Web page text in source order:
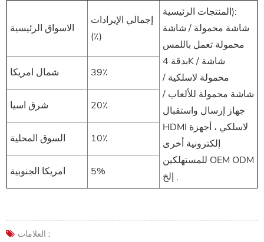
الاسواق الرئيسية
إجمالي الإيرادات
(٪)
المنتجات الرئيسية):
شاشة محمولة / شاشة
محمولة تعمل باللمس
بدقة 4K / شاشة
محمولة لاسلكية /
شاشة محمولة للألعاب /
جهاز إرسال واستقبال
HDMI لاسلكي ، أجهزة
إلكترونية أخرى
للمستهلكين OEM ODM
إلخ .
شمال امريكا 39٪
شرق اسيا 20٪
السوق المحلية 10٪
امريكا الجنوبية 5%
العلامات :